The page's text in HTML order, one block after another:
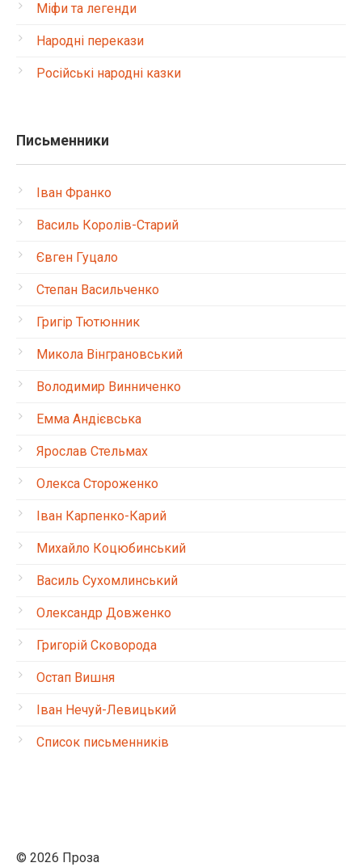
Міфи та легенди
Народні перекази
Російські народні казки
Письменники
Іван Франко
Василь Королів-Старий
Євген Гуцало
Степан Васильченко
Григір Тютюнник
Микола Вінграновський
Володимир Винниченко
Емма Андієвська
Ярослав Стельмах
Олекса Стороженко
Іван Карпенко-Карий
Михайло Коцюбинський
Василь Сухомлинський
Олександр Довженко
Григорій Сковорода
Остап Вишня
Іван Нечуй-Левицький
Список письменників
© 2026 Проза